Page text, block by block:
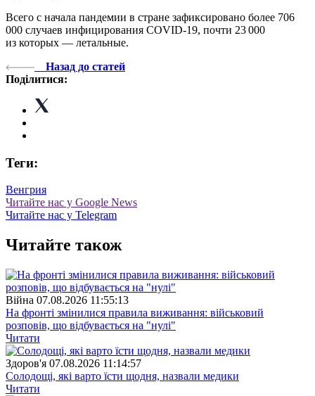
Всего с начала пандемии в стране зафиксировано более 706
000 случаев инфицирования COVID-19, почти 23 000
из которых — летальные.
Назад до статей
Поділитися:
Теги:
Венгрия
Читайте нас у Google News
Читайте нас у Telegram
Читайте також
Війна 07.08.2026 11:55:13
На фронті змінилися правила виживання: військовий
розповів, що відбувається на "нулі"
Читати
Здоров'я 07.08.2026 11:14:57
Солодощі, які варто їсти щодня, назвали медики
Читати